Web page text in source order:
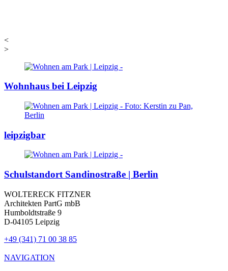
<
>
Wohnhaus bei Leipzig
leipzigbar
Schulstandort Sandinostraße | Berlin
WOLTERECK FITZNER
Architekten PartG mbB
Humboldtstraße 9
D-04105 Leipzig
+49 (341) 71 00 38 85
NAVIGATION